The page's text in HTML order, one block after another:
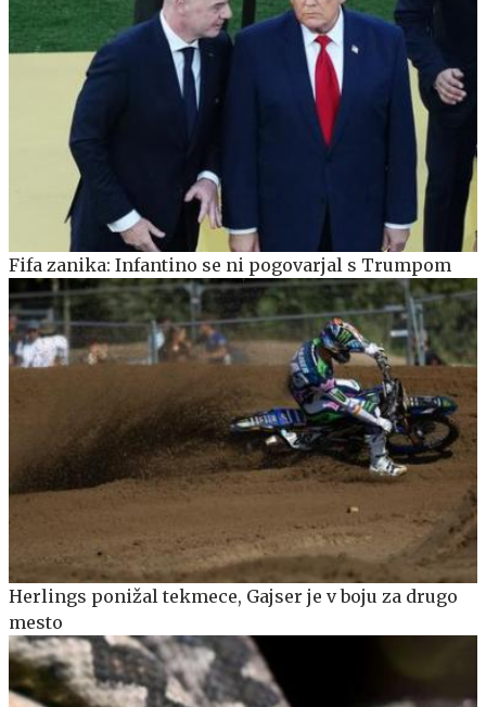
Fifa zanika: Infantino se ni pogovarjal s Trumpom
Herlings ponižal tekmece, Gajser je v boju za drugo
mesto